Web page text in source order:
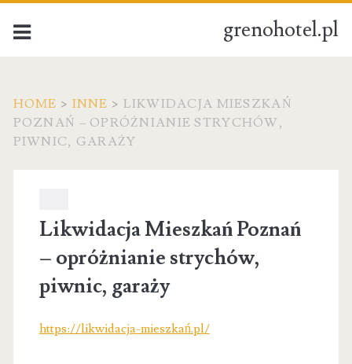
grenohotel.pl
HOME > INNE > LIKWIDACJA MIESZKAŃ
POZNAŃ – OPRÓŻNIANIE STRYCHÓW,
PIWNIC, GARAŻY
Likwidacja Mieszkań Poznań
– opróżnianie strychów,
piwnic, garaży
https://likwidacja-mieszkań.pl/